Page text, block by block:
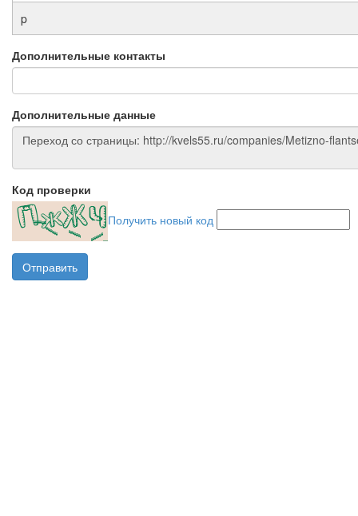
p
Дополнительные контакты
Дополнительные данные
Код проверки
Получить новый код
Отправить